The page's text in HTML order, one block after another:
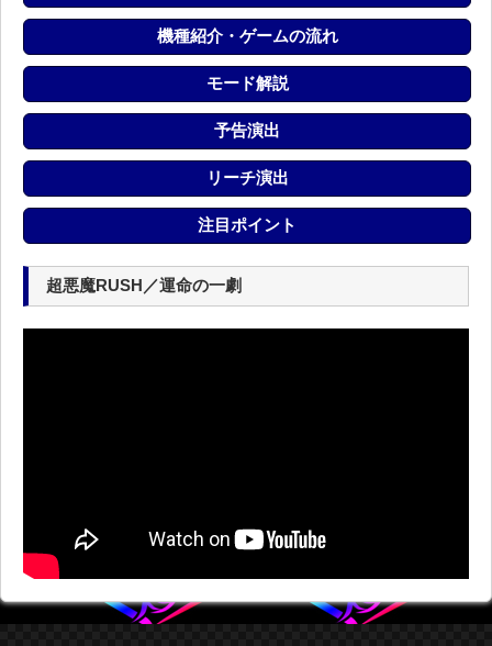
機種紹介・ゲームの流れ
モード解説
予告演出
リーチ演出
注目ポイント
超悪魔RUSH／運命の一劇